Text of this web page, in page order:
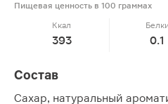
Пищевая ценность в 100 граммах
Ккал
393 0.1
Состав
Сахар, натуральный